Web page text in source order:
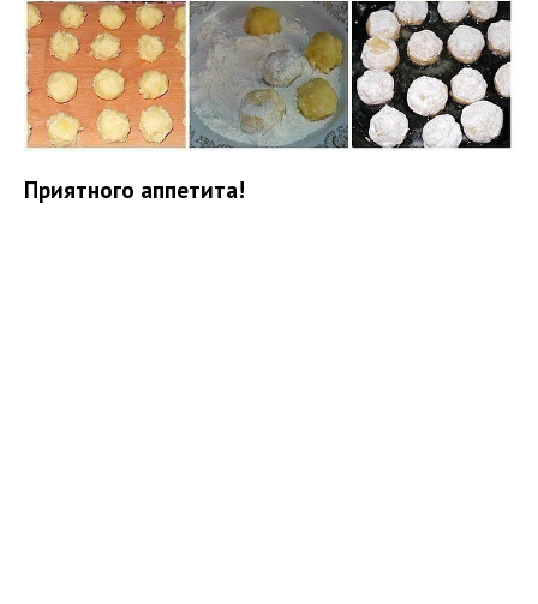
Приятного аппетита!